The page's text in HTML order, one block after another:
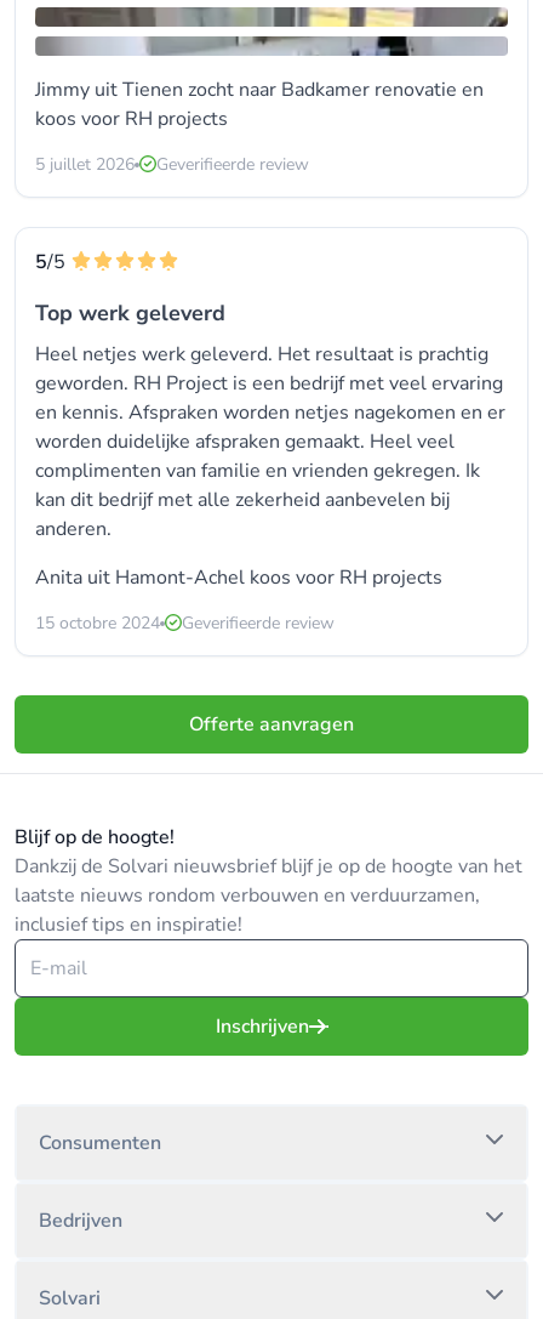
Jimmy uit Tienen zocht naar Badkamer renovatie en
koos voor RH projects
5 juillet 2026 Geverifieerde review
5/5
Top werk geleverd
Heel netjes werk geleverd. Het resultaat is prachtig
geworden. RH Project is een bedrijf met veel ervaring
en kennis. Afspraken worden netjes nagekomen en er
worden duidelijke afspraken gemaakt. Heel veel
complimenten van familie en vrienden gekregen. Ik
kan dit bedrijf met alle zekerheid aanbevelen bij
anderen.
Anita uit Hamont-Achel koos voor RH projects
15 octobre 2024 Geverifieerde review
Offerte aanvragen
Blijf op de hoogte!
Dankzij de Solvari nieuwsbrief blijf je op de hoogte van het
laatste nieuws rondom verbouwen en verduurzamen,
inclusief tips en inspiratie!
Inschrijven
Consumenten
Bedrijven
Solvari